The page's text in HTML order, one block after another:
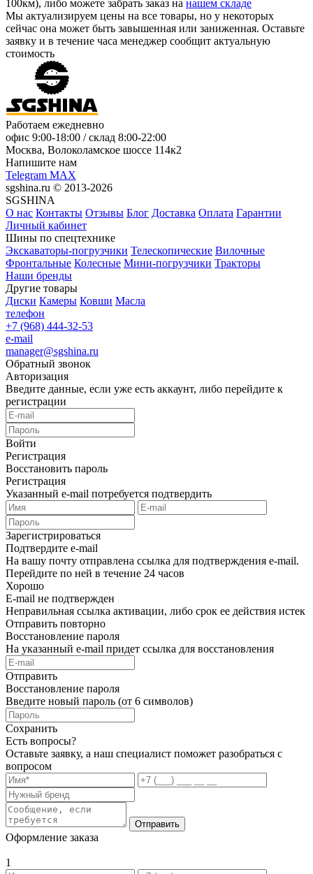
100км), либо можете забрать заказ на нашем складе
Мы актуализируем цены на все товары, но у некоторых
сейчас она может быть завышенная или заниженная. Оставьте
заявку и в течение часа менеджер сообщит актуальную
стоимость
Работаем ежедневно
офис 9:00-18:00 / склад 8:00-22:00
Москва, Волоколамское шоссе 114к2
Напишите нам
Telegram MAX
sgshina.ru © 2013-2026
SGSHINA
О нас Контакты Отзывы Блог Доставка Оплата Гарантии
Личный кабинет
Шины по спецтехнике
Экскаваторы-погрузчики Телескопические Вилочные
Фронтальные Колесные Мини-погрузчики Тракторы
Наши бренды
Другие товары
Диски Камеры Ковши Масла
телефон
+7 (968) 444-32-53
e-mail
manager@sgshina.ru
Обратный звонок
Авторизация
Введите данные, если уже есть аккаунт, либо перейдите к
регистрации
Войти
Регистрация
Восстановить пароль
Регистрация
Указанный e-mail потребуется подтвердить
Зарегистрироваться
Подтвердите e-mail
На вашу почту отправлена ссылка для подтверждения e-mail.
Перейдите по ней в течение 24 часов
Хорошо
E-mail не подтвержден
Неправильная ссылка активации, либо срок ее действия истек
Отправить повторно
Восстановление пароля
На указанный e-mail придет ссылка для восстановления
Отправить
Восстановление пароля
Введите новый пароль (от 6 символов)
Сохранить
Есть вопросы?
Оставьте заявку, а наш специалист поможет разобраться с
вопросом
Отправить
Оформление заказа
1